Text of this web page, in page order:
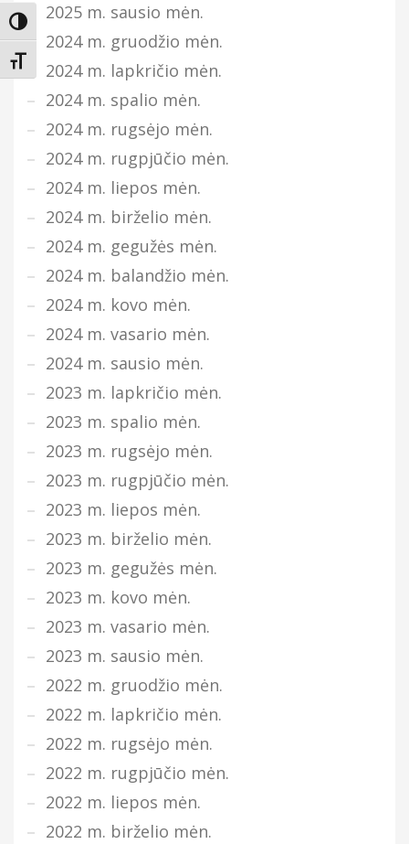
Įjungti didesnį kontrastą
Keisti teksto dydį
2025 m. sausio mėn.
2024 m. gruodžio mėn.
2024 m. lapkričio mėn.
2024 m. spalio mėn.
2024 m. rugsėjo mėn.
2024 m. rugpjūčio mėn.
2024 m. liepos mėn.
2024 m. birželio mėn.
2024 m. gegužės mėn.
2024 m. balandžio mėn.
2024 m. kovo mėn.
2024 m. vasario mėn.
2024 m. sausio mėn.
2023 m. lapkričio mėn.
2023 m. spalio mėn.
2023 m. rugsėjo mėn.
2023 m. rugpjūčio mėn.
2023 m. liepos mėn.
2023 m. birželio mėn.
2023 m. gegužės mėn.
2023 m. kovo mėn.
2023 m. vasario mėn.
2023 m. sausio mėn.
2022 m. gruodžio mėn.
2022 m. lapkričio mėn.
2022 m. rugsėjo mėn.
2022 m. rugpjūčio mėn.
2022 m. liepos mėn.
2022 m. birželio mėn.